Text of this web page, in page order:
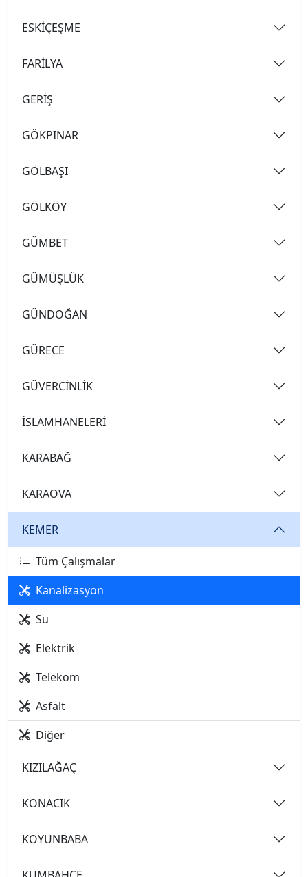
ESKİÇEŞME
FARİLYA
GERİŞ
GÖKPINAR
GÖLBAŞI
GÖLKÖY
GÜMBET
GÜMÜŞLÜK
GÜNDOĞAN
GÜRECE
GÜVERCİNLİK
İSLAMHANELERİ
KARABAĞ
KARAOVA
KEMER
Tüm Çalışmalar
Kanalizasyon
Su
Elektrik
Telekom
Asfalt
Diğer
KIZILAĞAÇ
KONACIK
KOYUNBABA